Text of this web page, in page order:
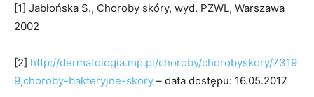
[1] Jabłońska S., Choroby skóry, wyd. PZWL, Warszawa
2002
[2] http://dermatologia.mp.pl/choroby/chorobyskory/7319
9,choroby-bakteryjne-skory – data dostępu: 16.05.2017